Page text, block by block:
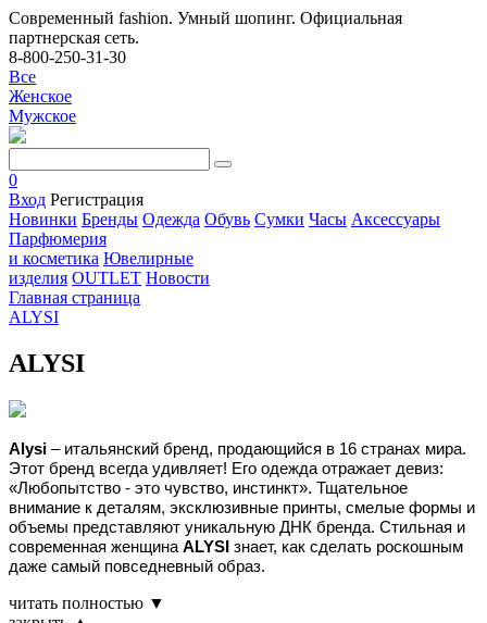
Современный fashion. Умный шопинг. Официальная
партнерская сеть.
8-800-250-31-30
Все
Женское
Мужское
0
Вход Регистрация
Новинки Бренды Одежда Обувь Сумки Часы Аксессуары
Парфюмерия
и косметика Ювелирные
изделия OUTLET Новости
Главная страница
ALYSI
ALYSI
Alysi – итальянский бренд, продающийся в 16 странах мира.
Этот бренд всегда удивляет! Его одежда отражает девиз:
«Любопытство - это чувство, инстинкт». Тщательное
внимание к деталям, эксклюзивные принты, смелые формы и
объемы представляют уникальную ДНК бренда. Стильная и
современная женщина ALYSI знает, как сделать роскошным
даже самый повседневный образ.
читать полностью ▼